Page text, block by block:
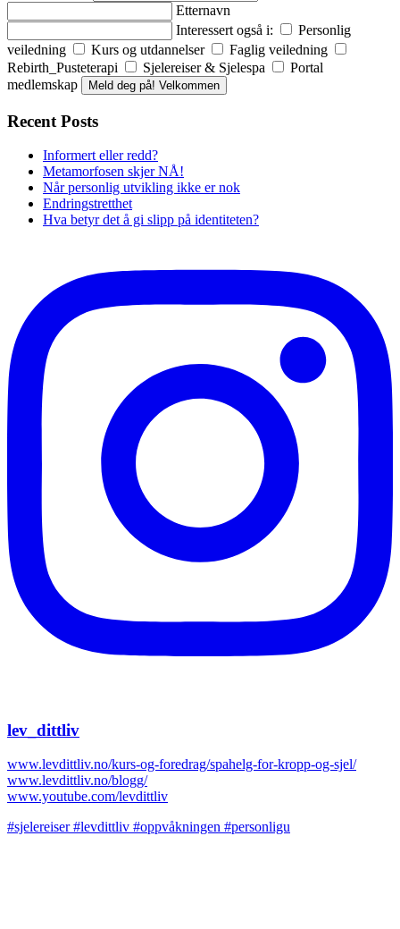
Etternavn
Interessert også i:
Personlig
veiledning
Kurs og utdannelser
Faglig veiledning
Rebirth_Pusteterapi
Sjelereiser & Sjelespa
Portal
medlemskap
Meld deg på! Velkommen
Recent Posts
Informert eller redd?
Metamorfosen skjer NÅ!
Når personlig utvikling ikke er nok
Endringstretthet
Hva betyr det å gi slipp på identiteten?
lev_dittliv
www.levdittliv.no/kurs-og-foredrag/spahelg-for-kropp-og-sjel/
www.levdittliv.no/blogg/
www.youtube.com/levdittliv
#sjelereiser #levdittliv #oppvåkningen #personligu